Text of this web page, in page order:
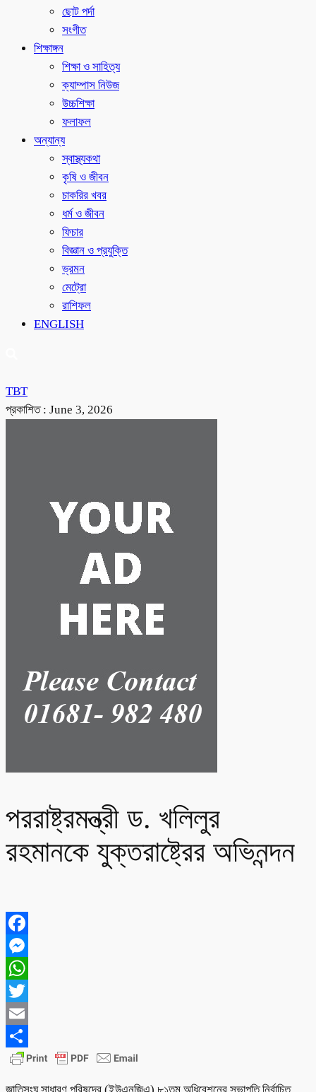
ছোট পর্দা
সংগীত
শিক্ষাঙ্গন
শিক্ষা ও সাহিত্য
ক্যাম্পাস নিউজ
উচ্চশিক্ষা
ফলাফল
অন্যান্য
স্বাস্থ্যকথা
কৃষি ও জীবন
চাকরির খবর
ধর্ম ও জীবন
ফিচার
বিজ্ঞান ও প্রযুক্তি
ভ্রমন
মেট্রো
রাশিফল
ENGLISH
TBT
প্রকাশিত : June 3, 2026
পররাষ্ট্রমন্ত্রী ড. খলিলুর
রহমানকে যুক্তরাষ্ট্রের অভিনন্দন
Facebook
Messenger
WhatsApp
Twitter
Email
Share
জাতিসংঘ সাধারণ পরিষদের (ইউএনজিএ) ৮১তম অধিবেশনের সভাপতি নির্বাচিত